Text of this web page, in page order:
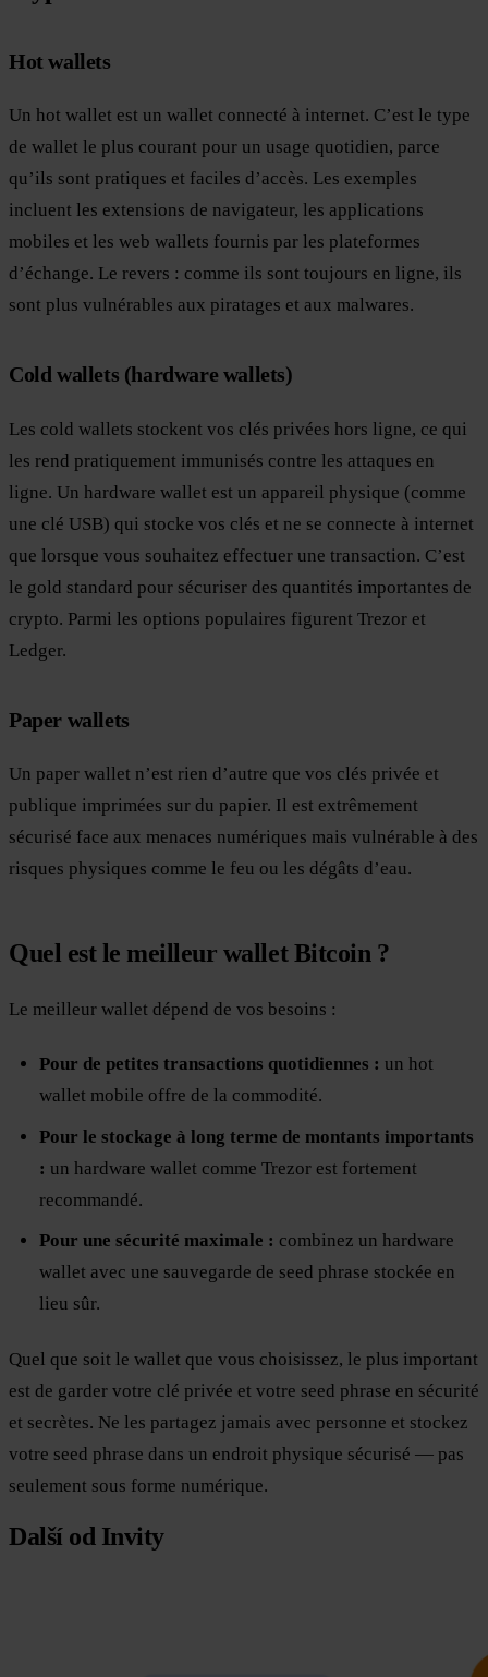
Hot wallets
Un hot wallet est un wallet connecté à internet. C’est le type
de wallet le plus courant pour un usage quotidien, parce
qu’ils sont pratiques et faciles d’accès. Les exemples
incluent les extensions de navigateur, les applications
mobiles et les web wallets fournis par les plateformes
d’échange. Le revers : comme ils sont toujours en ligne, ils
sont plus vulnérables aux piratages et aux malwares.
Cold wallets (hardware wallets)
Les cold wallets stockent vos clés privées hors ligne, ce qui
les rend pratiquement immunisés contre les attaques en
ligne. Un hardware wallet est un appareil physique (comme
une clé USB) qui stocke vos clés et ne se connecte à internet
que lorsque vous souhaitez effectuer une transaction. C’est
le gold standard pour sécuriser des quantités importantes de
crypto. Parmi les options populaires figurent Trezor et
Ledger.
Paper wallets
Un paper wallet n’est rien d’autre que vos clés privée et
publique imprimées sur du papier. Il est extrêmement
sécurisé face aux menaces numériques mais vulnérable à des
risques physiques comme le feu ou les dégâts d’eau.
Quel est le meilleur wallet Bitcoin ?
Le meilleur wallet dépend de vos besoins :
Pour de petites transactions quotidiennes : un hot
wallet mobile offre de la commodité.
Pour le stockage à long terme de montants importants
: un hardware wallet comme Trezor est fortement
recommandé.
Pour une sécurité maximale : combinez un hardware
wallet avec une sauvegarde de seed phrase stockée en
lieu sûr.
Quel que soit le wallet que vous choisissez, le plus important
est de garder votre clé privée et votre seed phrase en sécurité
et secrètes. Ne les partagez jamais avec personne et stockez
votre seed phrase dans un endroit physique sécurisé — pas
seulement sous forme numérique.
Další od Invity